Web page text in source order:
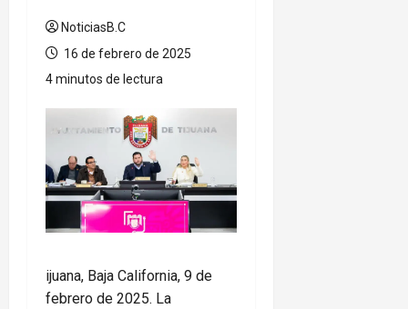
NoticiasB.C
16 de febrero de 2025
4 minutos de lectura
ijuana, Baja California, 9 de
febrero de 2025. La